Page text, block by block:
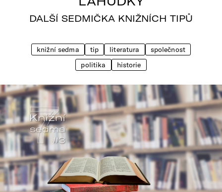
Vše o ČT
DALŠÍ SEDMIČKA KNIŽNÍCH TIPŮ
knižní sedma tip literatura
společnost
politika
historie